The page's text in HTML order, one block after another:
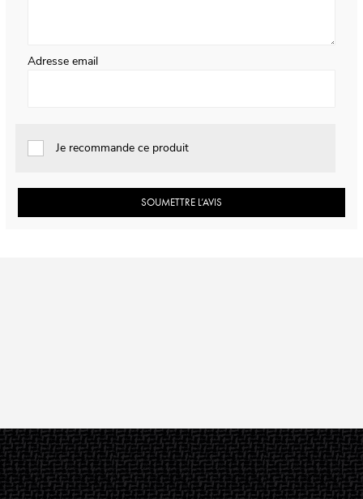
Adresse email
Je recommande ce produit
SOUMETTRE L’AVIS